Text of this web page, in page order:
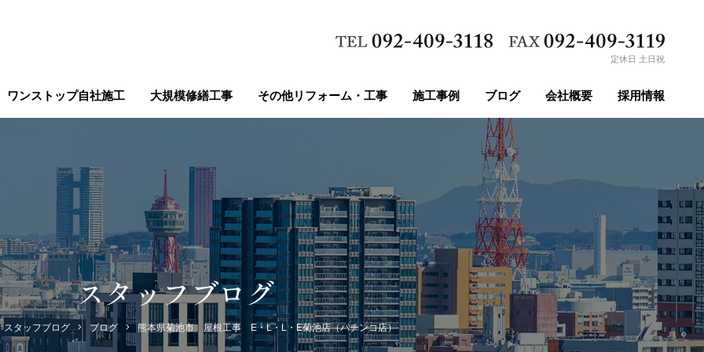
定休日 土日祝
ワンストップ自社施工 大規模修繕工事 その他リフォーム・工事 施工事例 ブログ 会社概要 採用情報
スタッフブログ
スタッフブログ ブログ 熊本県菊池市 屋根工事 E・L・L・E菊池店（パチンコ店）